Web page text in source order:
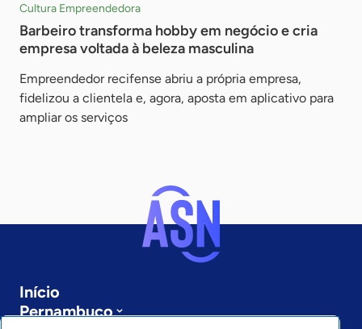
Cultura Empreendedora
Barbeiro transforma hobby em negócio e cria
empresa voltada à beleza masculina
Empreendedor recifense abriu a própria empresa,
fidelizou a clientela e, agora, aposta em aplicativo para
ampliar os serviços
Início
Pernambuco